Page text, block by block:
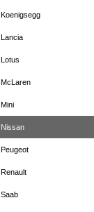
Koenigsegg
Lancia
Lotus
McLaren
Mini
Nissan
Peugeot
Renault
Saab